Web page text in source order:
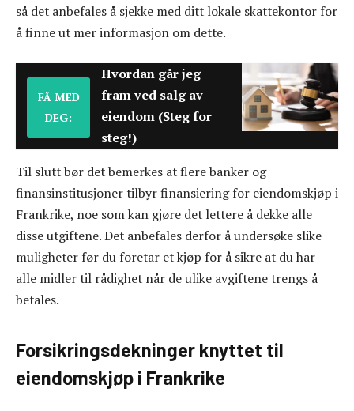
så det anbefales å sjekke med ditt lokale skattekontor for
å finne ut mer informasjon om dette.
FÅ MED
DEG:
Hvordan går jeg
fram ved salg av
eiendom (Steg for
steg!)
Til slutt bør det bemerkes at flere banker og
finansinstitusjoner tilbyr finansiering for eiendomskjøp i
Frankrike, noe som kan gjøre det lettere å dekke alle
disse utgiftene. Det anbefales derfor å undersøke slike
muligheter før du foretar et kjøp for å sikre at du har
alle midler til rådighet når de ulike avgiftene trengs å
betales.
Forsikringsdekninger knyttet til
eiendomskjøp i Frankrike